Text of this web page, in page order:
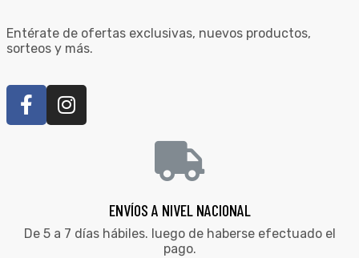
Entérate de ofertas exclusivas, nuevos productos,
sorteos y más.
ENVÍOS A NIVEL NACIONAL
De 5 a 7 días hábiles. luego de haberse efectuado el
pago.